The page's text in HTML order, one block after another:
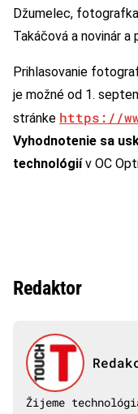
Džumelec,
Takáčová a novinár
Prihlasovanie
je možné od 1.
stránke https://
Vyhodnotenie sa
technológiív OC
Redaktor
Žijeme